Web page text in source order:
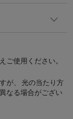
使用ください。
が、 光の当たり方
なる場合がござい